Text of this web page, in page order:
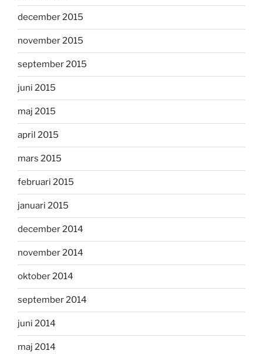
december 2015
november 2015
september 2015
juni 2015
maj 2015
april 2015
mars 2015
februari 2015
januari 2015
december 2014
november 2014
oktober 2014
september 2014
juni 2014
maj 2014